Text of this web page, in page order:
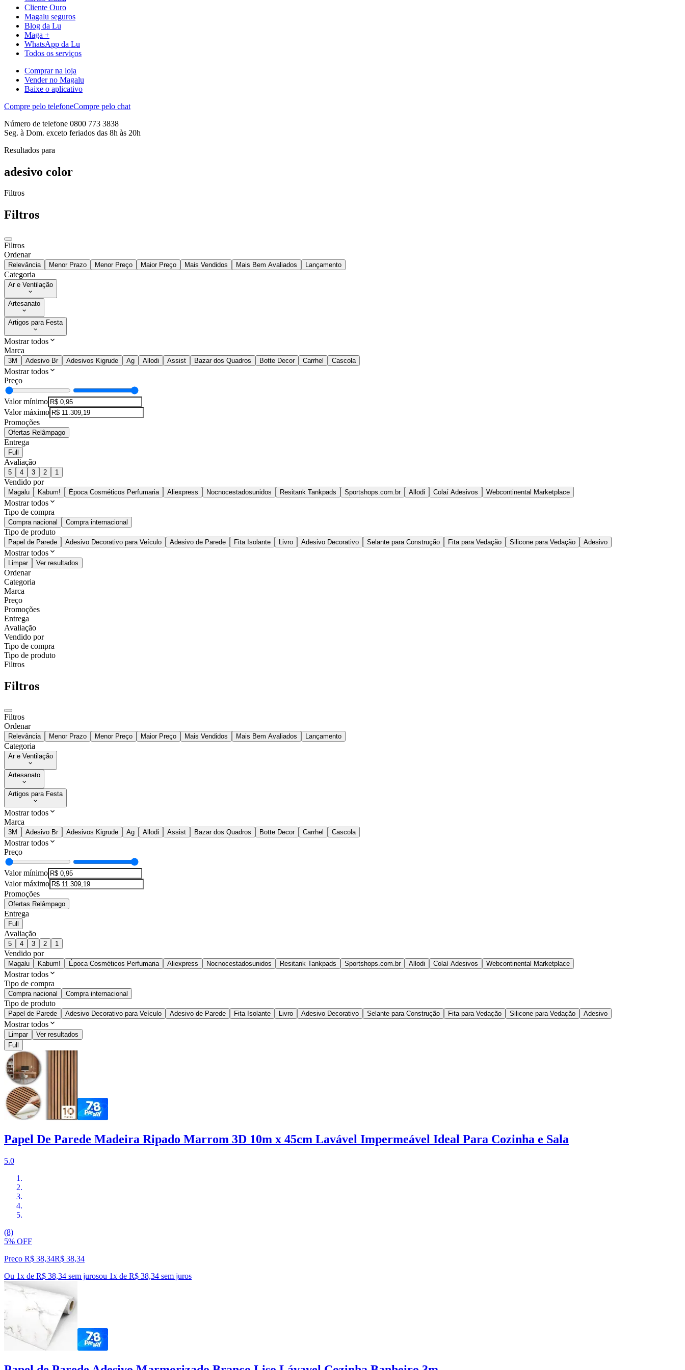
Cliente Ouro
Magalu seguros
Blog da Lu
Maga +
WhatsApp da Lu
Todos os serviços
Comprar na loja
Vender no Magalu
Baixe o aplicativo
Compre pelo telefoneCompre pelo chat
Número de telefone 0800 773 3838
Seg. à Dom. exceto feriados das 8h às 20h
Resultados para
adesivo color
Filtros
Filtros
Filtros
Ordenar
Relevância Menor Prazo Menor Preço Maior Preço Mais Vendidos Mais Bem Avaliados Lançamento
Categoria
Ar e Ventilação
Artesanato
Artigos para Festa
Mostrar todos
Marca
3M Adesivo Br Adesivos Kigrude Ag Allodi Assist Bazar dos Quadros Botte Decor Carrhel Cascola
Mostrar todos
Preço
Valor mínimo
Valor máximo
Promoções
Ofertas Relâmpago
Entrega
Full
Avaliação
5 4 3 2 1
Vendido por
Magalu Kabum! Época Cosméticos Perfumaria Aliexpress Nocnocestadosunidos Resitank Tankpads Sportshops.com.br Allodi Colaí Adesivos Webcontinental Marketplace
Mostrar todos
Tipo de compra
Compra nacional Compra internacional
Tipo de produto
Papel de Parede Adesivo Decorativo para Veículo Adesivo de Parede Fita Isolante Livro Adesivo Decorativo Selante para Construção Fita para Vedação Silicone para Vedação Adesivo
Mostrar todos
Limpar Ver resultados
Ordenar
Categoria
Marca
Preço
Promoções
Entrega
Avaliação
Vendido por
Tipo de compra
Tipo de produto
Filtros
Filtros
Filtros
Ordenar
Relevância Menor Prazo Menor Preço Maior Preço Mais Vendidos Mais Bem Avaliados Lançamento
Categoria
Ar e Ventilação
Artesanato
Artigos para Festa
Mostrar todos
Marca
3M Adesivo Br Adesivos Kigrude Ag Allodi Assist Bazar dos Quadros Botte Decor Carrhel Cascola
Mostrar todos
Preço
Valor mínimo
Valor máximo
Promoções
Ofertas Relâmpago
Entrega
Full
Avaliação
5 4 3 2 1
Vendido por
Magalu Kabum! Época Cosméticos Perfumaria Aliexpress Nocnocestadosunidos Resitank Tankpads Sportshops.com.br Allodi Colaí Adesivos Webcontinental Marketplace
Mostrar todos
Tipo de compra
Compra nacional Compra internacional
Tipo de produto
Papel de Parede Adesivo Decorativo para Veículo Adesivo de Parede Fita Isolante Livro Adesivo Decorativo Selante para Construção Fita para Vedação Silicone para Vedação Adesivo
Mostrar todos
Limpar
Ver resultados
Full
Papel De Parede Madeira Ripado Marrom 3D 10m x 45cm Lavável Impermeável Ideal Para Cozinha e Sala
5.0
(8)
5% OFF
Preço R$ 38,34R$ 38,34
Ou 1x de R$ 38,34 sem jurosou 1x de R$ 38,34 sem juros